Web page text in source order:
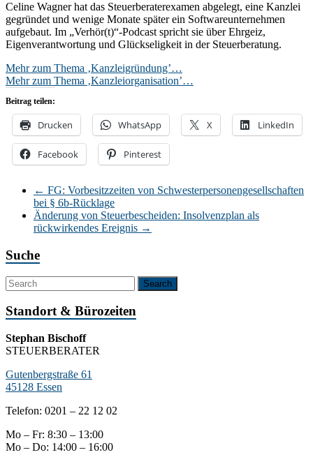
Celine Wagner hat das Steuerberaterexamen abgelegt, eine Kanzlei
gegründet und wenige Monate später ein Softwareunternehmen
aufgebaut. Im „Verhör(t)“-Podcast spricht sie über Ehrgeiz,
Eigenverantwortung und Glückseligkeit in der Steuerberatung.
Mehr zum Thema ‚Kanzleigründung’…
Mehr zum Thema ‚Kanzleiorganisation’…
Beitrag teilen:
Drucken WhatsApp X LinkedIn
Facebook Pinterest
← FG: Vorbesitzzeiten von Schwesterpersonengesellschaften
bei § 6b-Rücklage
Änderung von Steuerbescheiden: Insolvenzplan als
rückwirkendes Ereignis →
Suche
Standort & Bürozeiten
Stephan Bischoff
STEUERBERATER
Gutenbergstraße 61
45128 Essen
Telefon: 0201 – 22 12 02
Mo – Fr: 8:30 – 13:00
Mo – Do: 14:00 – 16:00